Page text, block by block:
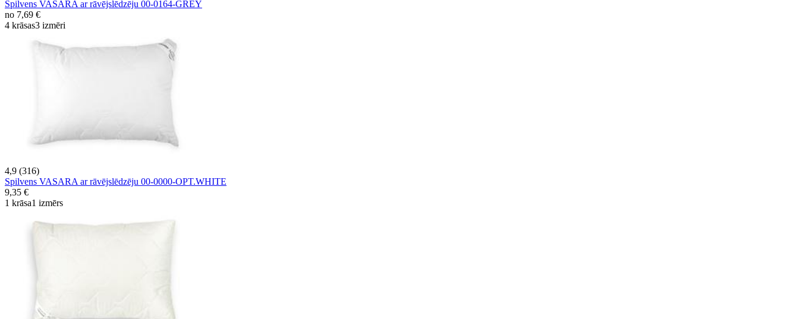
Spilvens VASARA ar rāvējslēdzēju 00-0164-GREY
no 7,69 €
4 krāsas3 izmēri
4,9 (316)
Spilvens VASARA ar rāvējslēdzēju 00-0000-OPT.WHITE
9,35 €
1 krāsa1 izmērs